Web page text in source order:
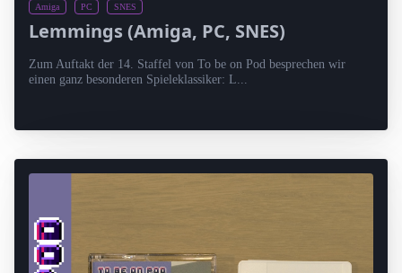
Amiga PC SNES
Lemmings (Amiga, PC, SNES)
Zum Auftakt der 14. Staffel von To be on Pod besprechen wir
einen ganz besonderen Spieleklassiker: L...